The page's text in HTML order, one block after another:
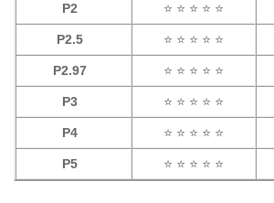
P2 ⭐ ⭐ ⭐ ⭐ ⭐
P2.5 ⭐ ⭐ ⭐ ⭐ ⭐
P2.97 ⭐ ⭐ ⭐ ⭐ ⭐
P3 ⭐ ⭐ ⭐ ⭐ ⭐
P4 ⭐ ⭐ ⭐ ⭐ ⭐
P5 ⭐ ⭐ ⭐ ⭐ ⭐